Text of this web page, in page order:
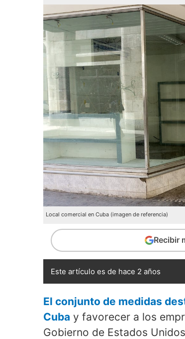
Local comercial en Cuba (imagen de referencia)
Recibir
Este artículo es de hace 2 años
El conjunto de medidas
Cuba y favorecer a los
Gobierno de Estados